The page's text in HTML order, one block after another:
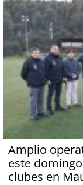
Amplio
este
clubes en